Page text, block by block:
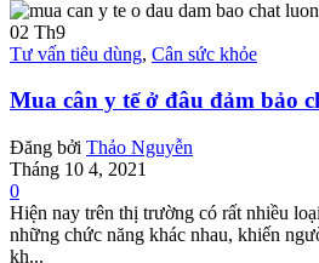
02 Th9
Tư vấn tiêu dùng, Cân sức khỏe
Mua cân y tế ở đâu đảm bảo
Đăng bởi Thảo Nguyễn
Tháng 10 4, 2021
0
Hiện nay trên thị trường có rất nhiều
những chức năng khác nhau, khiến
kh...